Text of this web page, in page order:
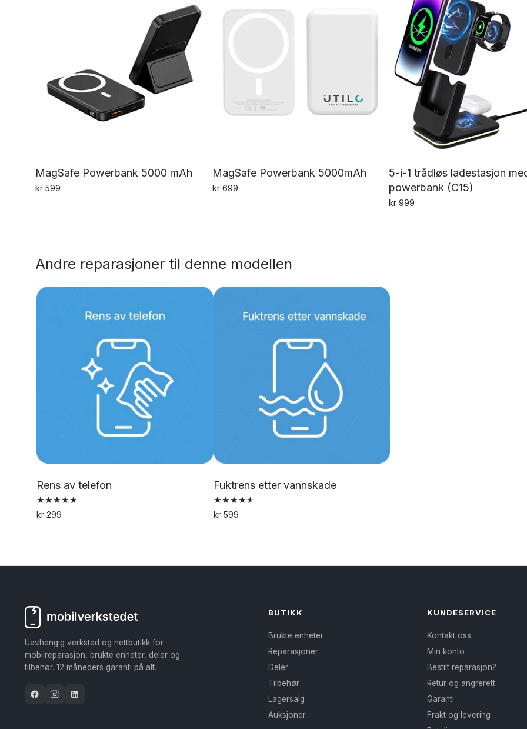
MagSafe Powerbank 5000 mAh
kr 599
varianter.
velges
produktsiden
MagSafe Powerbank 5000mAh
kr699
5-i-1 trådløs ladestasjon
powerbank (C15)
kr 999
Andre reparasjoner til denne modellen
Rens av telefon
Vurdert
4.92
kr 299
Fuktrens etter vannskade
Vurdert
4.57
kr599
Uavhengig verksted og nettbutikk for
mobilreparasjon, brukte enheter, deler og
tilbehør. 12 måneders garanti på alt.
BUTIKK
Brukte enheter
Reparasjoner
Deler
Tilbehør
Lagersalg
Auksjoner
KUNDESERVICE
Kontakt oss
Min konto
Bestilt reparasjon?
Retur og angrerett
Garanti
Frakt og levering